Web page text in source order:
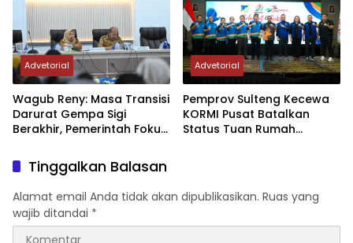
Advetorial
Wagub Reny: Masa Transisi
Darurat Gempa Sigi
Berakhir, Pemerintah Fokus
Advetorial
Pemprov Sulteng Kecewa
KORMI Pusat Batalkan
Status Tuan Rumah
Tinggalkan Balasan
Alamat email Anda tidak akan dipublikasikan. Ruas yang
wajib ditandai *